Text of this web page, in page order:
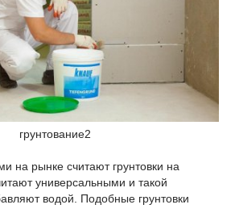
грунтование2
на рынке считают грунтовки на
универсальными и такой
водой. Подобные грунтовки